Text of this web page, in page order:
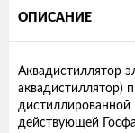
ОПИСАНИЕ
Аквадистиллятор
аквадистиллятор)
действующей